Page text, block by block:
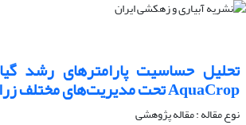
تحلیل حساسیت پارامترهای رشد
AquaCrop تحت مدیریت‌های مختلف زراعی
نوع مقاله : مقاله پژوهشی